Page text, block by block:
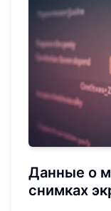
Данные о
снимках